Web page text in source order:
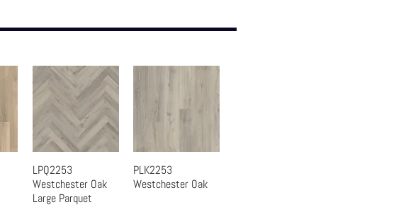
快速瀏覽
LPQ2253
Westchester Oak
Large Parquet
快速瀏覽
PLK2253
Westchester Oak